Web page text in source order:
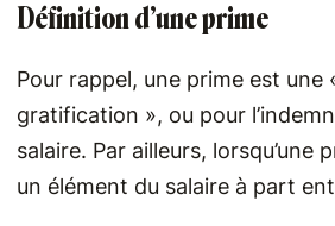
Définition d’une prime
Pour rappel, une prime est une
gratification », ou pour
salaire. Par ailleurs,
un élément du salaire à part